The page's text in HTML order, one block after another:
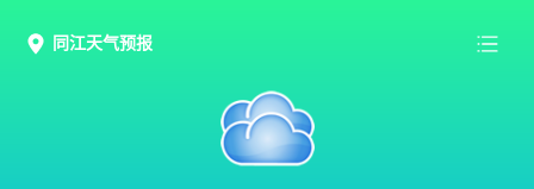
同江天气预报